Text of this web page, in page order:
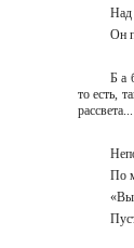
Над
Он
Б а
то есть,
По
«Вы